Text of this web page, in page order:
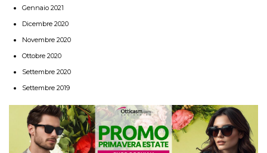
Gennaio 2021
Dicembre 2020
Novembre 2020
Ottobre 2020
Settembre 2020
Settembre 2019